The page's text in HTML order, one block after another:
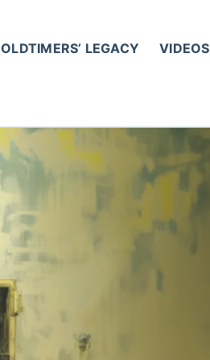
OLDTIMERS’ LEGACY VIDEOS